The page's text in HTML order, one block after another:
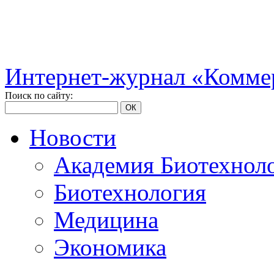
Интернет-журнал
Поиск по сайту:
ОК
Новости
Академия
Биотехнология
Медицина
Экономика